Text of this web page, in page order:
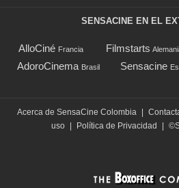
SENSACINE EN EL
AlloCiné Francia Filmstarts
AdoroCinema Brasil Sensacine
Acerca de SensaCine Colombia |
uso | Política de Privacidad |